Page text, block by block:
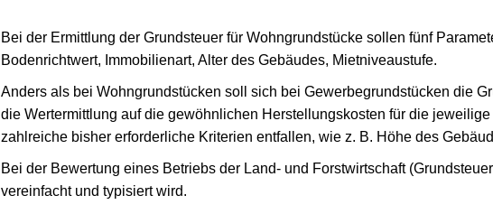
Bei der Ermittlung der Grundsteuer für Wohngrundstücke sollen fünf
Bodenrichtwert, Immobilienart, Alter des Gebäudes, Mietniveaustufe.
Anders als bei Wohngrundstücken soll sich bei Gewerbegrundstücken die
die Wertermittlung auf die gewöhnlichen Herstellungskosten für die
zahlreiche bisher erforderliche Kriterien entfallen, wie z. B. Höhe des
Bei der Bewertung eines Betriebs der Land- und Forstwirtschaft
vereinfacht und typisiert wird.